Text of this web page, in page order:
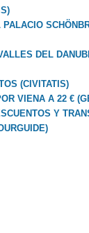
DEL
(CIVITATIS)
VIENA A 22 €
Y